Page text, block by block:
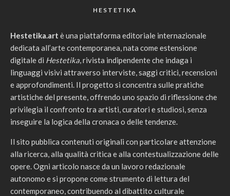
HESTETIKA
Hestetika.art è una piattaforma editoriale internazionale
dedicata all’arte contemporanea, nata come estensione
digitale di Hestetika, rivista indipendente che indaga i
linguaggi visivi attraverso interviste, saggi critici, recensioni
e approfondimenti. Il progetto si concentra sulle pratiche
artistiche del presente, offrendo uno spazio di riflessione che
privilegia il confronto tra artisti, curatori e studiosi, senza
inseguire la logica della cronaca o delle tendenze.
Il sito pubblica contenuti originali con particolare attenzione
alla ricerca, alla qualità critica e alla contestualizzazione delle
opere. Ogni articolo nasce da un lavoro redazionale
autonomo e si propone come strumento di lettura del
contemporaneo, contribuendo al dibattito culturale